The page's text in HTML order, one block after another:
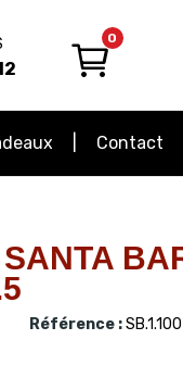
0
Contact
Référence :